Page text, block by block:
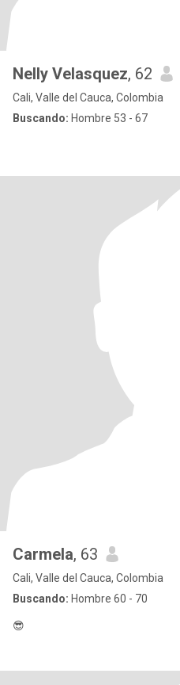
Nelly Velasquez, 62
Cali, Valle del Cauca, Colombia
Buscando: Hombre 53 - 67
Carmela, 63
Cali, Valle del Cauca, Colombia
Buscando: Hombre 60 - 70
😎